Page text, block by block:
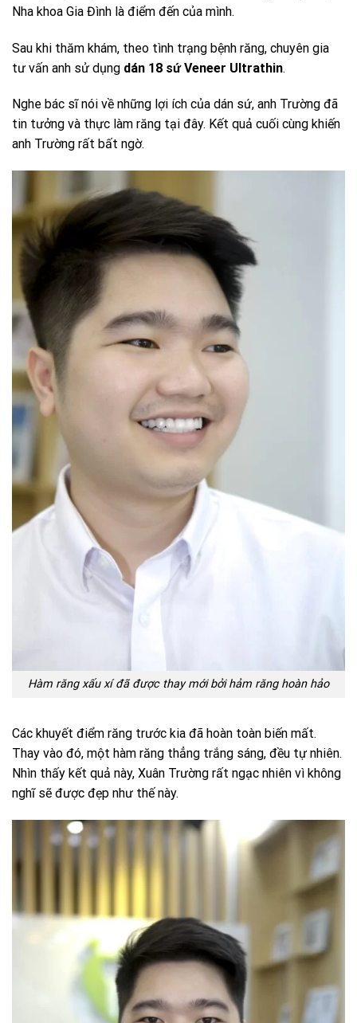
Nha khoa Gia Đình là điểm đến của mình.
Sau khi thăm khám, theo tình trạng bệnh răng, chuyên gia
tư vấn anh sử dụng dán 18 sứ Veneer Ultrathin.
Nghe bác sĩ nói về những lợi ích của dán sứ, anh Trường đã
tin tưởng và thực làm răng tại đây. Kết quả cuối cùng khiến
anh Trường rất bất ngờ.
Hàm răng xấu xí đã được thay mới bởi hảm răng hoàn hảo
Các khuyết điểm răng trước kia đã hoàn toàn biến mất.
Thay vào đó, một hàm răng thẳng trắng sáng, đều tự nhiên.
Nhìn thấy kết quả này, Xuân Trường rất ngạc nhiên vì không
nghĩ sẽ được đẹp như thế này.